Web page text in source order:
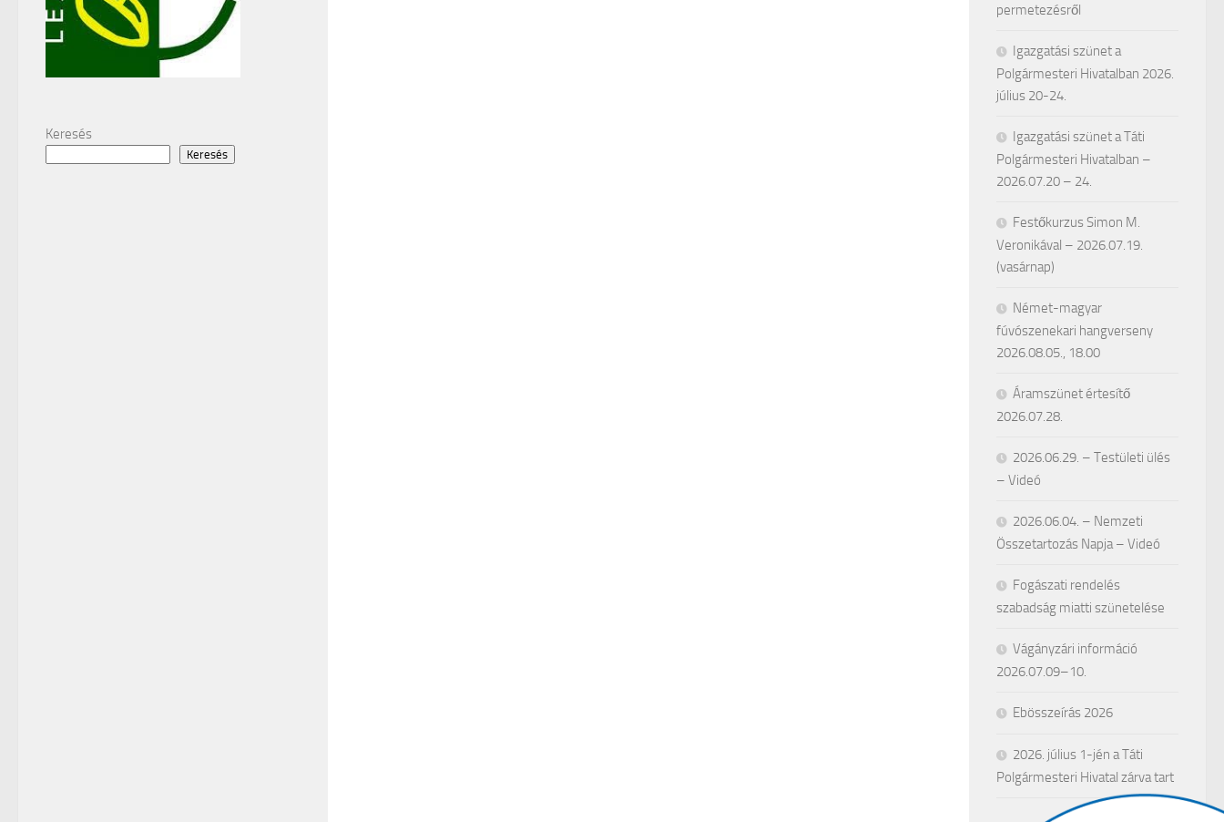
Keresés
Keresés
permetezésről
Igazgatási szünet a
Polgármesteri Hivatalban 2026.
július 20-24.
Igazgatási szünet a Táti
Polgármesteri Hivatalban –
2026.07.20 – 24.
Festőkurzus Simon M.
Veronikával – 2026.07.19.
(vasárnap)
Német-magyar
fúvószenekari hangverseny
2026.08.05., 18.00
Áramszünet értesítő
2026.07.28.
2026.06.29. – Testületi ülés
– Videó
2026.06.04. – Nemzeti
Összetartozás Napja – Videó
Fogászati rendelés
szabadság miatti szünetelése
Vágányzári információ
2026.07.09–10.
Ebösszeírás 2026
2026. július 1-jén a Táti
Polgármesteri Hivatal zárva tart